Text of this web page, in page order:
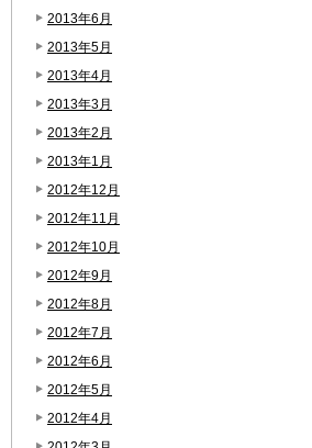
2013年6月
2013年5月
2013年4月
2013年3月
2013年2月
2013年1月
2012年12月
2012年11月
2012年10月
2012年9月
2012年8月
2012年7月
2012年6月
2012年5月
2012年4月